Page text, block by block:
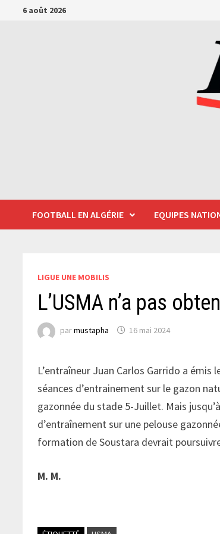
Passer6 août 2026
FOOTBALL EN ALGÉRIE EQUIPES
LIGUE UNE MOBILIS
L’USMA n’a pas
parmustapha 16 mai 2024
L’entraîneur Juan Carlos Garrido a
séances d’entrainement sur le gazon
gazonnée du stade 5-Juillet. Mais
d’entraînement sur une pelouse
formation de Soustara devrait
M. M.